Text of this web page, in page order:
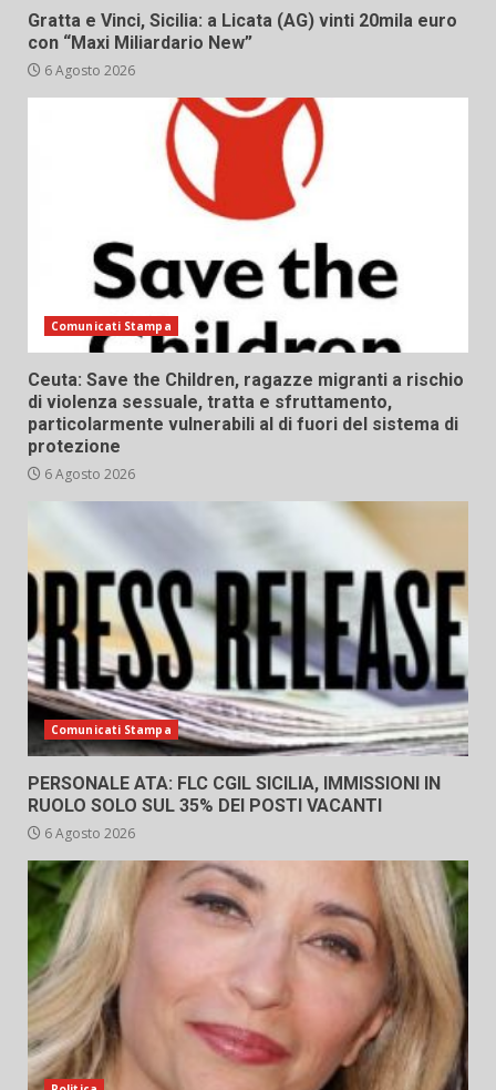
Gratta e Vinci, Sicilia: a Licata (AG) vinti 20mila euro
con “Maxi Miliardario New”
6 Agosto 2026
Comunicati Stampa
Ceuta: Save the Children, ragazze migranti a rischio
di violenza sessuale, tratta e sfruttamento,
particolarmente vulnerabili al di fuori del sistema di
protezione
6 Agosto 2026
Comunicati Stampa
PERSONALE ATA: FLC CGIL SICILIA, IMMISSIONI IN
RUOLO SOLO SUL 35% DEI POSTI VACANTI
6 Agosto 2026